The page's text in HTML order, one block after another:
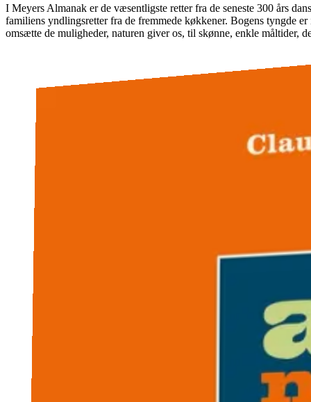
I Meyers Almanak er de væsentligste retter fra de seneste 300 års
familiens yndlingsretter fra de fremmede køkkener. Bogens tyngde
omsætte de muligheder, naturen giver os, til skønne, enkle måltider,